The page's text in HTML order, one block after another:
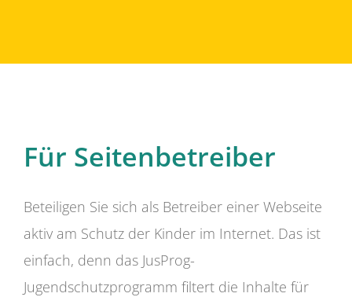
Für Seitenbetreiber
Beteiligen Sie sich als Betreiber einer Webseite
aktiv am Schutz der Kinder im Internet. Das ist
einfach, denn das JusProg-
Jugendschutzprogramm filtert die Inhalte für